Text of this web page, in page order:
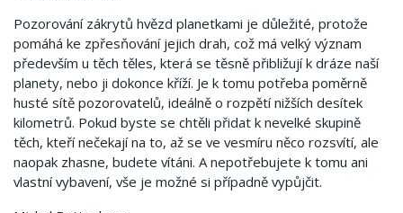
Pozorování zákrytů hvězd planetkami je důležité, protože
pomáhá ke zpřesňování jejich drah, což má velký význam
především u těch těles, která se těsně přibližují k dráze naší
planety, nebo ji dokonce kříží. Je k tomu potřeba poměrně
husté sítě pozorovatelů, ideálně o rozpětí nižších desítek
kilometrů. Pokud byste se chtěli přidat k nevelké skupině
těch, kteří nečekají na to, až se ve vesmíru něco rozsvítí, ale
naopak zhasne, budete vítáni. A nepotřebujete k tomu ani
vlastní vybavení, vše je možné si případně vypůjčit.